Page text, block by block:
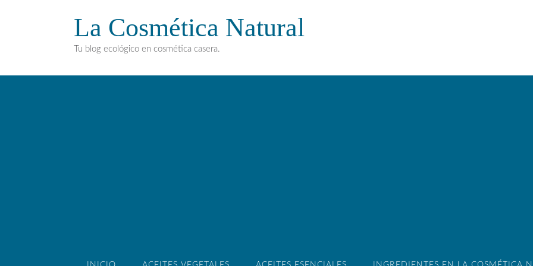
La Cosmética Natural
Tu blog ecológico en cosmética casera.